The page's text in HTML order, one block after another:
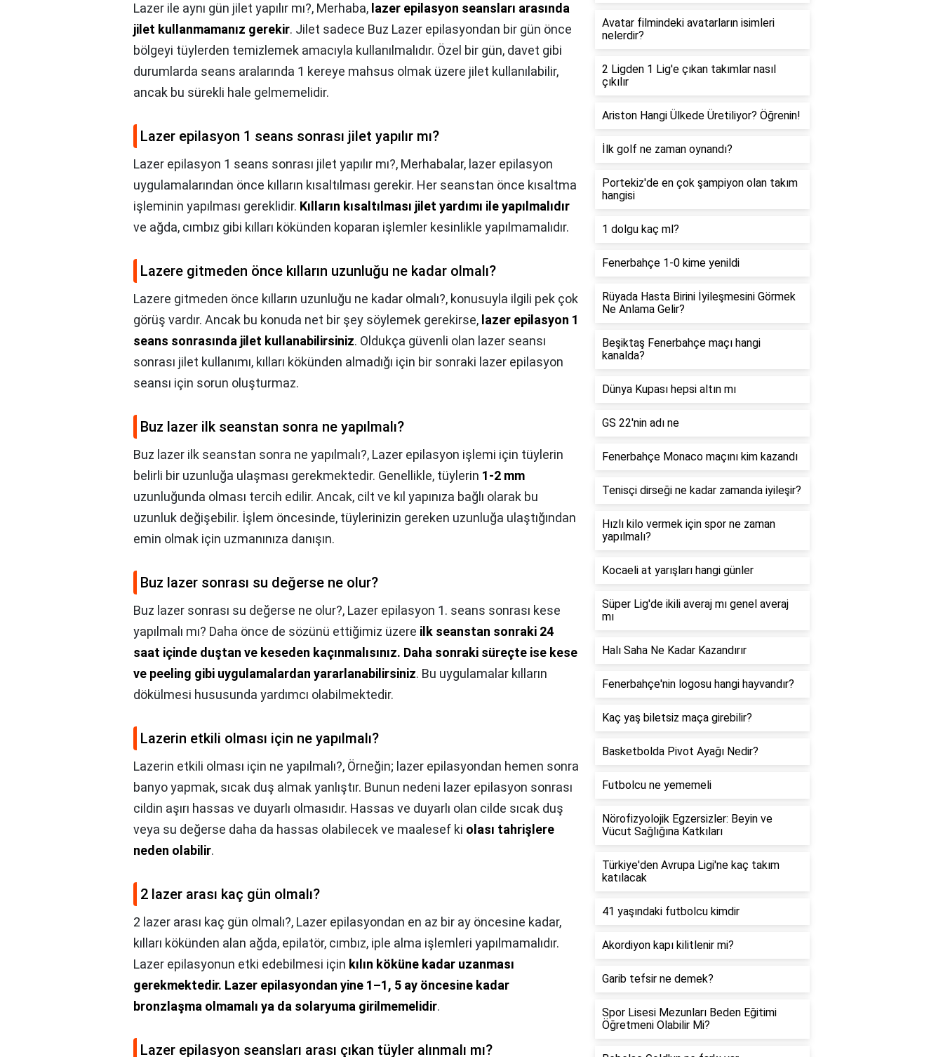
Lazer ile aynı gün jilet yapılır mı?, Merhaba, lazer epilasyon seansları arasında
jilet kullanmamanız gerekir. Jilet sadece Buz Lazer epilasyondan bir gün önce
bölgeyi tüylerden temizlemek amacıyla kullanılmalıdır. Özel bir gün, davet gibi
durumlarda seans aralarında 1 kereye mahsus olmak üzere jilet kullanılabilir,
ancak bu sürekli hale gelmemelidir.
Lazer epilasyon 1 seans sonrası jilet yapılır mı?
Lazer epilasyon 1 seans sonrası jilet yapılır mı?, Merhabalar, lazer epilasyon
uygulamalarından önce kılların kısaltılması gerekir. Her seanstan önce kısaltma
işleminin yapılması gereklidir. Kılların kısaltılması jilet yardımı ile yapılmalıdır
ve ağda, cımbız gibi kılları kökünden koparan işlemler kesinlikle yapılmamalıdır.
Lazere gitmeden önce kılların uzunluğu ne kadar olmalı?
Lazere gitmeden önce kılların uzunluğu ne kadar olmalı?, konusuyla ilgili pek çok
görüş vardır. Ancak bu konuda net bir şey söylemek gerekirse, lazer epilasyon 1
seans sonrasında jilet kullanabilirsiniz. Oldukça güvenli olan lazer seansı
sonrası jilet kullanımı, kılları kökünden almadığı için bir sonraki lazer epilasyon
seansı için sorun oluşturmaz.
Buz lazer ilk seanstan sonra ne yapılmalı?
Buz lazer ilk seanstan sonra ne yapılmalı?, Lazer epilasyon işlemi için tüylerin
belirli bir uzunluğa ulaşması gerekmektedir. Genellikle, tüylerin 1-2 mm
uzunluğunda olması tercih edilir. Ancak, cilt ve kıl yapınıza bağlı olarak bu
uzunluk değişebilir. İşlem öncesinde, tüylerinizin gereken uzunluğa ulaştığından
emin olmak için uzmanınıza danışın.
Buz lazer sonrası su değerse ne olur?
Buz lazer sonrası su değerse ne olur?, Lazer epilasyon 1. seans sonrası kese
yapılmalı mı? Daha önce de sözünü ettiğimiz üzere ilk seanstan sonraki 24
saat içinde duştan ve keseden kaçınmalısınız. Daha sonraki süreçte ise kese
ve peeling gibi uygulamalardan yararlanabilirsiniz. Bu uygulamalar kılların
dökülmesi hususunda yardımcı olabilmektedir.
Lazerin etkili olması için ne yapılmalı?
Lazerin etkili olması için ne yapılmalı?, Örneğin; lazer epilasyondan hemen sonra
banyo yapmak, sıcak duş almak yanlıştır. Bunun nedeni lazer epilasyon sonrası
cildin aşırı hassas ve duyarlı olmasıdır. Hassas ve duyarlı olan cilde sıcak duş
veya su değerse daha da hassas olabilecek ve maalesef ki olası tahrişlere
neden olabilir.
2 lazer arası kaç gün olmalı?
2 lazer arası kaç gün olmalı?, Lazer epilasyondan en az bir ay öncesine kadar,
kılları kökünden alan ağda, epilatör, cımbız, iple alma işlemleri yapılmamalıdır.
Lazer epilasyonun etki edebilmesi için kılın köküne kadar uzanması
gerekmektedir. Lazer epilasyondan yine 1–1, 5 ay öncesine kadar
bronzlaşma olmamalı ya da solaryuma girilmemelidir.
Lazer epilasyon seansları arası çıkan tüyler alınmalı mı?
Avatar filmindeki avatarların isimleri
nelerdir?
2 Ligden 1 Lig'e çıkan takımlar nasıl
çıkılır
Ariston Hangi Ülkede Üretiliyor? Öğrenin!
İlk golf ne zaman oynandı?
Portekiz'de en çok şampiyon olan takım
hangisi
1 dolgu kaç ml?
Fenerbahçe 1-0 kime yenildi
Rüyada Hasta Birini İyileşmesini Görmek
Ne Anlama Gelir?
Beşiktaş Fenerbahçe maçı hangi
kanalda?
Dünya Kupası hepsi altın mı
GS 22'nin adı ne
Fenerbahçe Monaco maçını kim kazandı
Tenisçi dirseği ne kadar zamanda iyileşir?
Hızlı kilo vermek için spor ne zaman
yapılmalı?
Kocaeli at yarışları hangi günler
Süper Lig'de ikili averaj mı genel averaj
mı
Halı Saha Ne Kadar Kazandırır
Fenerbahçe'nin logosu hangi hayvandır?
Kaç yaş biletsiz maça girebilir?
Basketbolda Pivot Ayağı Nedir?
Futbolcu ne yememeli
Nörofizyolojik Egzersizler: Beyin ve
Vücut Sağlığına Katkıları
Türkiye'den Avrupa Ligi'ne kaç takım
katılacak
41 yaşındaki futbolcu kimdir
Akordiyon kapı kilitlenir mi?
Garib tefsir ne demek?
Spor Lisesi Mezunları Beden Eğitimi
Öğretmeni Olabilir Mi?